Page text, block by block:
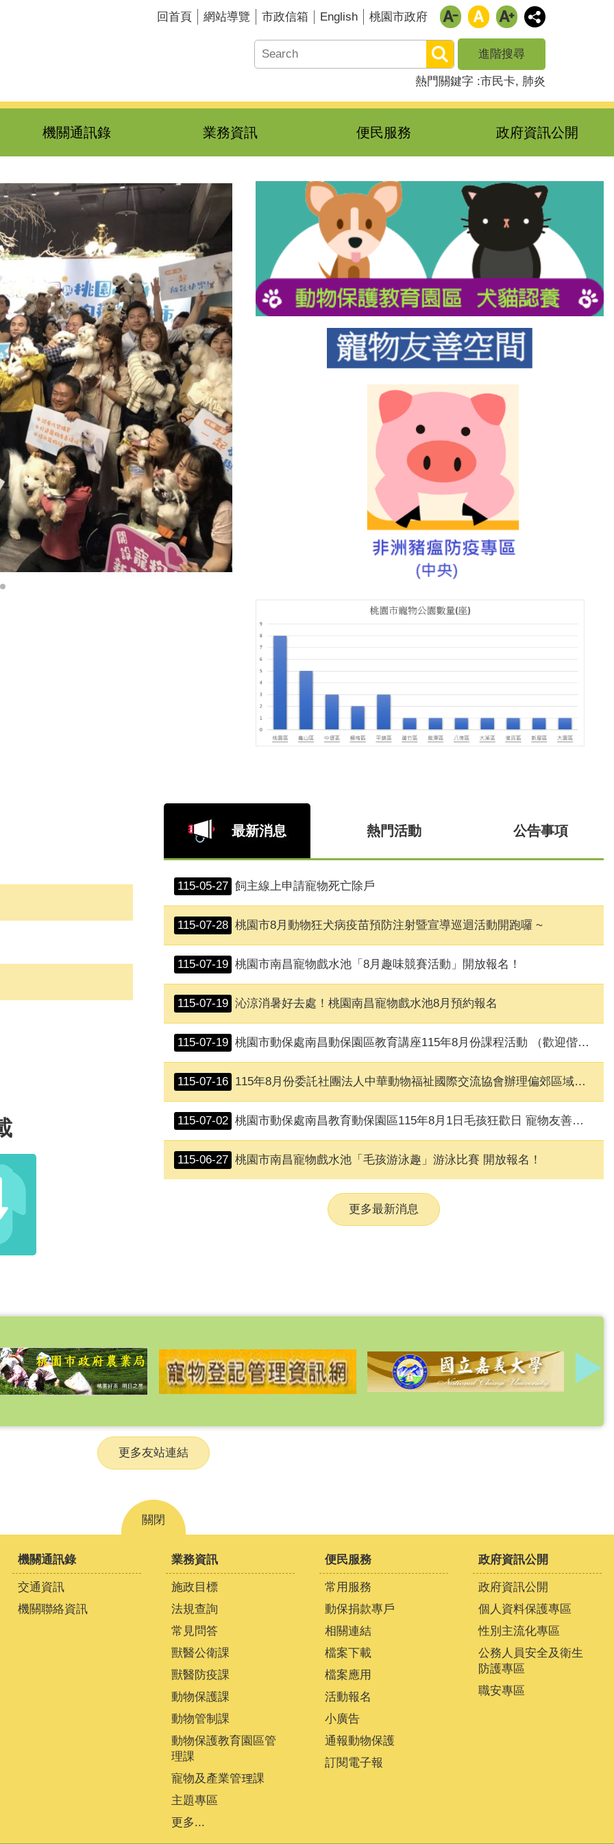
回首頁 網站導覽 市政信箱 English 桃園市政府
進階搜尋
熱門關鍵字 市民卡 肺炎
機關通訊錄 業務資訊 便民服務 政府資訊公開
最新消息 熱門活動 公告事項
115-05-27 飼主線上申請寵物死亡除戶
115-07-28 桃園市8月動物狂犬病疫苗預防注射暨宣導巡迴活動開跑囉 ~
115-07-19 桃園市南昌寵物戲水池「8月趣味競賽活動」開放報名！
115-07-19 沁涼消暑好去處！桃園南昌寵物戲水池8月預約報名
115-07-19 桃園市動保處南昌動保園區教育講座115年8月份課程活動 （歡迎偕同小朋友及寵物一起參加）
115-07-16 115年8月份委託社團法人中華動物福祉國際交流協會辦理偏郊區域推廣混種犬貓三合一免費絕育活動(大園區、蘆竹區場次)
115-07-02 桃園市動保處南昌教育動保園區115年8月1日毛孩狂歡日 寵物友善市集
115-06-27 桃園市南昌寵物戲水池「毛孩游泳趣」游泳比賽 開放報名！
更多最新消息
更多友站連結
關閉
機關通訊錄
交通資訊
機關聯絡資訊
業務資訊
施政目標
法規查詢
常見問答
獸醫公衛課
獸醫防疫課
動物保護課
動物管制課
動物保護教育園區管
理課
寵物及產業管理課
主題專區
更多...
便民服務
常用服務
動保捐款專戶
相關連結
檔案下載
檔案應用
活動報名
小廣告
通報動物保護
訂閱電子報
政府資訊公開
政府資訊公開
個人資料保護專區
性別主流化專區
公務人員安全及衛生
防護專區
職安專區